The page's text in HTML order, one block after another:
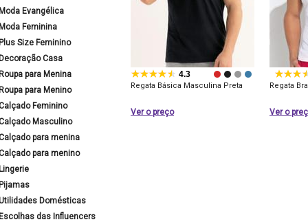
Evangélica
Feminina
Size Feminino
Casa
para Menina
para Menino
Feminino
Masculino
para menina
para menino
Domésticas
das Influencers
4.3
Regata Básica Masculina Preta
Ver o preço
Regata
Ver o